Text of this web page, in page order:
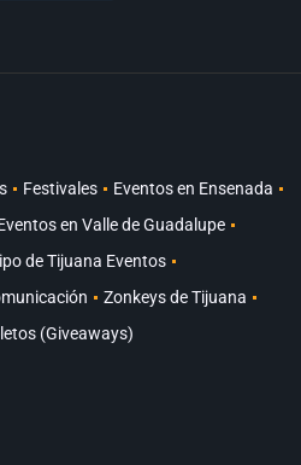
Festivales
Eventos en Ensenada
en Valle de Guadalupe
de Tijuana Eventos
Zonkeys de Tijuana
(Giveaways)